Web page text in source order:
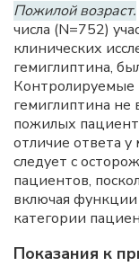
Пожилой возраст.
числа (N=752)
клинических
гемиглиптина,
Контролируемые
гемиглиптина не
пожилых
отличие ответа
следует с
пациентов,
включая функции
категории
Показания к